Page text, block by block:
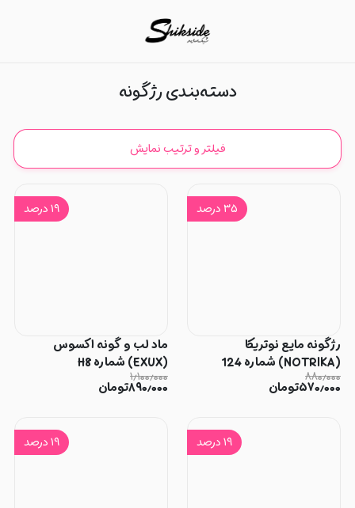
دسته‌بندی رژگونه
فیلتر و ترتیب نمایش
۳۵ درصد
رژگونه مایع نوتریکا
(NOTRIKA) شماره 124
۸۸۰٫۰۰۰
۵۷۰٫۰۰۰تومان
۱۹درصد
ماد لب و گونه اکسوس
(EXUX) شماره H8
۱٫۱۰۰٫۰۰۰
۸۹۰٫۰۰۰تومان
۱۹درصد ۱۹درصد